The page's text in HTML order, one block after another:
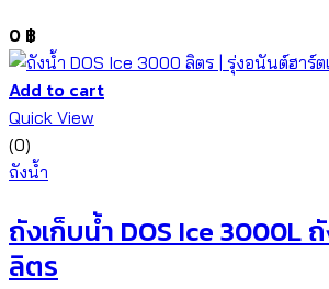
0 ฿
Add to cart
Quick View
(0)
ถังน้ำ
ถังเก็บน้ำ DOS Ice 3000L
ลิตร